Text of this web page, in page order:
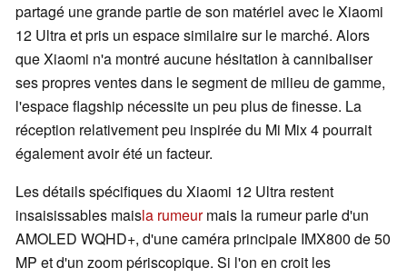
partagé une grande partie de son matériel avec le Xiaomi
12 Ultra et pris un espace similaire sur le marché. Alors
que Xiaomi n'a montré aucune hésitation à cannibaliser
ses propres ventes dans le segment de milieu de gamme,
l'espace flagship nécessite un peu plus de finesse. La
réception relativement peu inspirée du Mi Mix 4 pourrait
également avoir été un facteur.
Les détails spécifiques du Xiaomi 12 Ultra restent
insaisissables maisla rumeurmais la rumeur parle d'un
AMOLED WQHD+, d'une caméra principale IMX800 de 50
MP et d'un zoom périscopique. Si l'on en croit les